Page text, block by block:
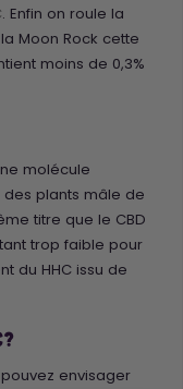
. Enfin on roule la
Moon Rock cette
moins de 0,3%
molécule
des plants mâle de
titre que le CBD
trop faible pour
du HHC issu de
envisager